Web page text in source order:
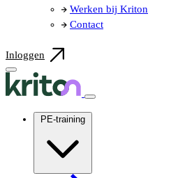
Werken bij Kriton
Contact
Inloggen
PE-training